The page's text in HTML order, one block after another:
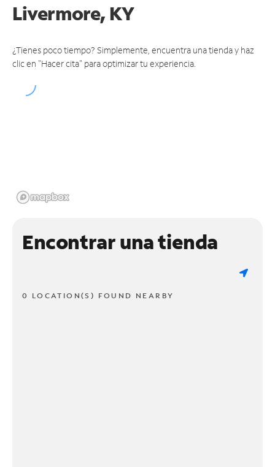
Livermore, KY
¿Tienes poco tiempo? Simplemente, encuentra una tienda y haz
clic en "Hacer cita" para optimizar tu experiencia.
Encontrar una tienda
0 LOCATION(S) FOUND NEARBY